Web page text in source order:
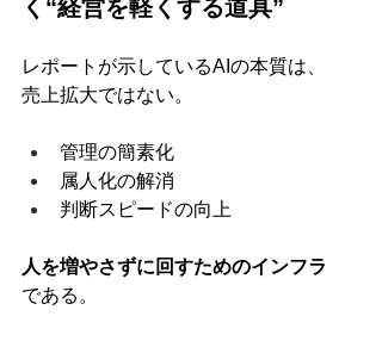
く“経営を軽くする道具”
レポートが示しているAIの本質は、
売上拡大ではない。
管理の簡素化
属人化の解消
判断スピードの向上
人を増やさずに回すためのインフラ
である。